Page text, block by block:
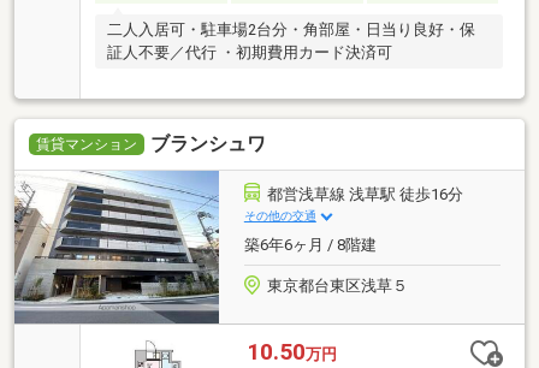
二人入居可・駐車場2台分・角部屋・日当り良好・保
証人不要／代行 ・初期費用カード決済可
賃貸マンション ブランシュワ
都営浅草線 浅草駅 徒歩16分
その他の交通
築6年6ヶ月 / 8階建
東京都台東区浅草５
10.50万円